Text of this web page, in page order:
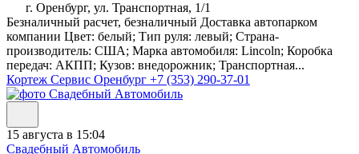
г. Оренбург, ул. Транспортная, 1/1
Безналичный расчет, безналичный Доставка автопарком
компании Цвет: белый; Тип руля: левый; Страна-
производитель: США; Марка автомобиля: Lincoln; Коробка
передач: АКПП; Кузов: внедорожник; Транспортная...
Кортеж Сервис Оренбург +7 (353) 290-37-01
15 августа в 15:04
Свадебный Автомобиль